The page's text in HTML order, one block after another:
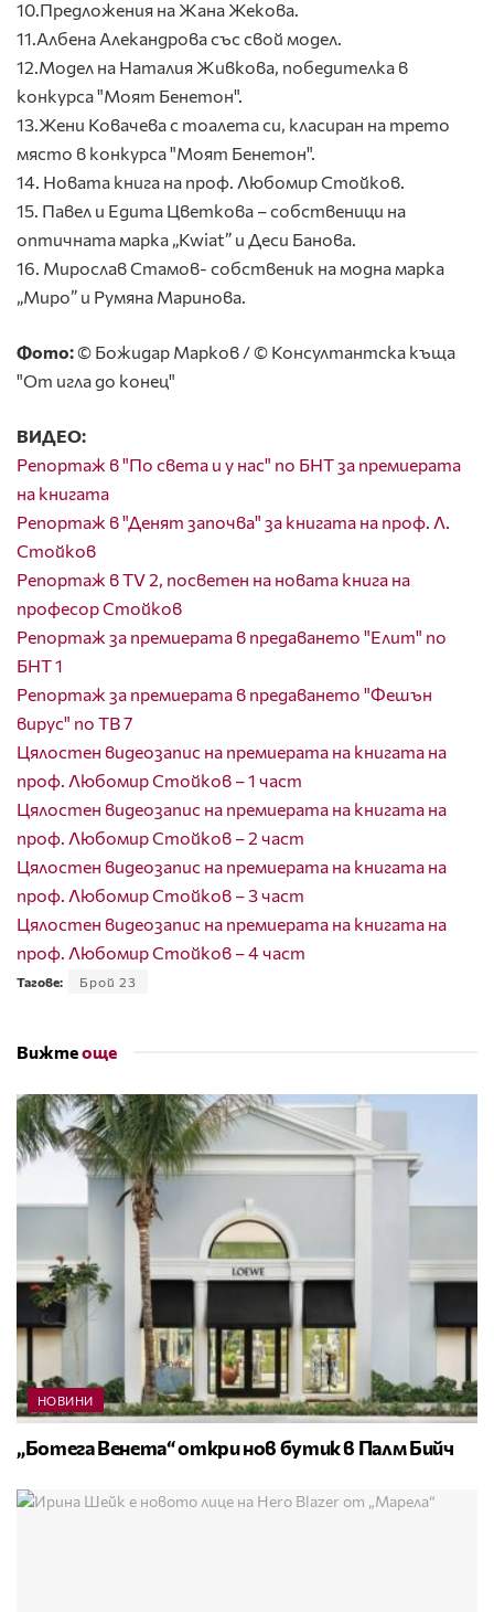
10.Предложения на Жана Жекова.
11.Албена Алекандрова със свой модел.
12.Модел на Наталия Живкова, победителка в
конкурса "Моят Бенетон".
13.Жени Ковачева с тоалета си, класиран на трето
място в конкурса "Моят Бенетон".
14. Новата книга на проф. Любомир Стойков.
15. Павел и Едита Цветкова – собственици на
оптичната марка „Kwiat” и Деси Банова.
16. Мирослав Стамов- собственик на модна марка
„Миро” и Румяна Маринова.
Фото:© Божидар Марков / © Консултантска къща
"От игла до конец"
ВИДЕО:
Репортаж в "По света и у нас" по БНТ за премиерата
на книгата
Репортаж в "Денят започва" за книгата на проф. Л.
Стойков
Репортаж в TV 2, посветен на новата книга на
професор Стойков
Репортаж за премиерата в предаването "Елит" по
БНТ 1
Репортаж за премиерата в предаването "Фешън
вирус" по ТВ 7
Цялостен видеозапис на премиерата на книгата на
проф. Любомир Стойков – 1 част
Цялостен видеозапис на премиерата на книгата на
проф. Любомир Стойков – 2 част
Цялостен видеозапис на премиерата на книгата на
проф. Любомир Стойков – 3 част
Цялостен видеозапис на премиерата на книгата на
проф. Любомир Стойков – 4 част
Тагове: Брой 23
Вижтеоще
НОВИНИ
„Ботега Венета“ откри нов бутик в Палм Бийч